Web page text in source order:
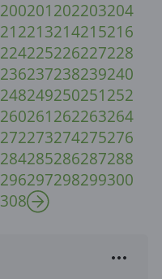
200201202203204
212213214215216
224225226227228
236237238239240
248249250251252
260261262263264
272273274275276
284285286287288
296297298299300
308